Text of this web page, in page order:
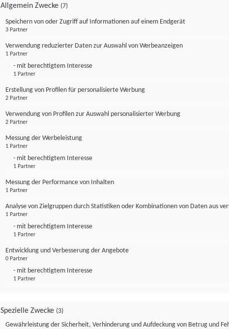
Allgemein Zwecke (7)
Speichern von oder Zugriff auf Informationen auf einem Endgerät
3 Partner
Verwendung reduzierter Daten zur Auswahl von Werbeanzeigen
1 Partner
- mit berechtigtem Interesse
1 Partner
Erstellung von Profilen für personalisierte Werbung
2 Partner
Verwendung von Profilen zur Auswahl personalisierter Werbung
2 Partner
Messung der Werbeleistung
1 Partner
- mit berechtigtem Interesse
1 Partner
Messung der Performance von Inhalten
1 Partner
Analyse von Zielgruppen durch Statistiken oder Kombinationen von Daten aus
1 Partner
- mit berechtigtem Interesse
1 Partner
Entwicklung und Verbesserung der Angebote
0 Partner
- mit berechtigtem Interesse
1 Partner
Spezielle Zwecke (3)
Gewährleistung der Sicherheit, Verhinderung und Aufdeckung von Betrug und